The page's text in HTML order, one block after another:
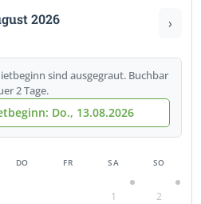
2026 ›
sind ausgegraut. Buchbar
2 Tage.
Do., 13.08.2026
DO FR SA SO
1 2